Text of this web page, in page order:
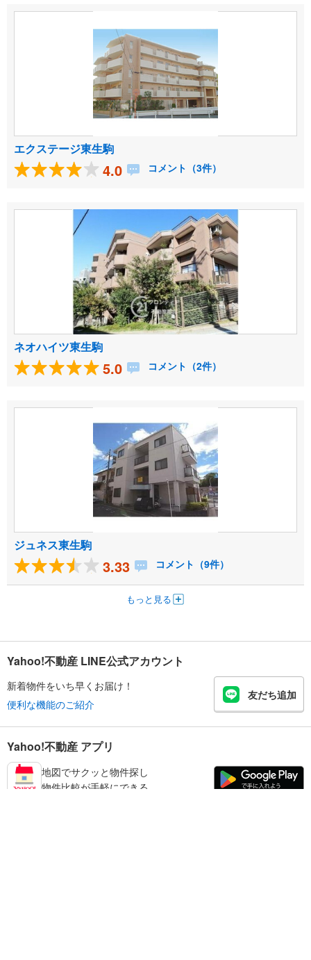
エクステージ東生駒
4.0 コメント（3件）
ネオハイツ東生駒
5.0 コメント（2件）
ジュネス東生駒
3.33 コメント（9件）
もっと見る
Yahoo!不動産 LINE公式アカウント
新着物件をいち早くお届け！
便利な機能のご紹介
友だち追加
Yahoo!不動産 アプリ
地図でサクッと物件探し
物件比較が手軽にできる